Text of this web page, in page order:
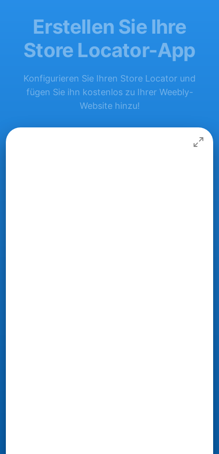
Erstellen Sie Ihre
Store Locator-App
Konfigurieren Sie Ihren Store Locator und
fügen Sie ihn kostenlos zu Ihrer Weebly-
Website hinzu!